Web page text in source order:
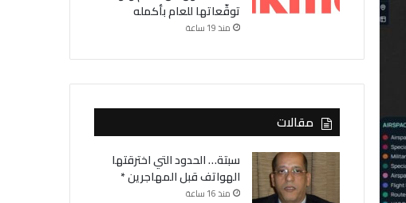
توقّعاتها للعام بأكمله
منذ 19 ساعة
مقالات
سبتة… الحدود التي اخترقتها
الهواتف قبل المهاجرين *
منذ 16 ساعة